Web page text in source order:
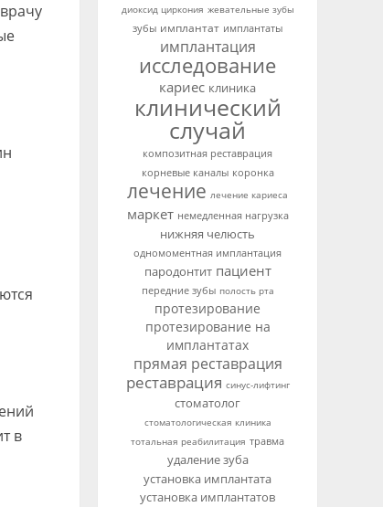
в
диоксид циркония жевательные зубы
зубы имплантат имплантаты
имплантация
исследование
кариес клиника
клинический
случай
композитная реставрация
корневые каналы коронка
лечение лечение кариеса
маркет немедленная нагрузка
нижняя челюсть
одномоментная имплантация
пародонтит пациент
передние зубы полость рта
протезирование
протезирование на
имплантатах
прямая реставрация
реставрация синус-лифтинг
стоматолог
стоматологическая клиника
тотальная реабилитация травма
удаление зуба
установка имплантата
установка имплантатов